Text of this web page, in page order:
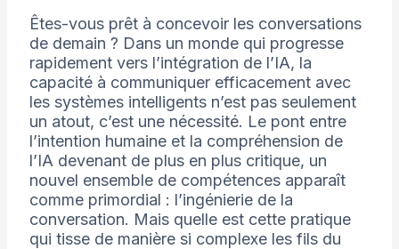
Êtes-vous prêt à concevoir les conversations
de demain ? Dans un monde qui progresse
rapidement vers l’intégration de l’IA, la
capacité à communiquer efficacement avec
les systèmes intelligents n’est pas seulement
un atout, c’est une nécessité. Le pont entre
l’intention humaine et la compréhension de
l’IA devenant de plus en plus critique, un
nouvel ensemble de compétences apparaît
comme primordial : l’ingénierie de la
conversation. Mais quelle est cette pratique
qui tisse de manière si complexe les fils du